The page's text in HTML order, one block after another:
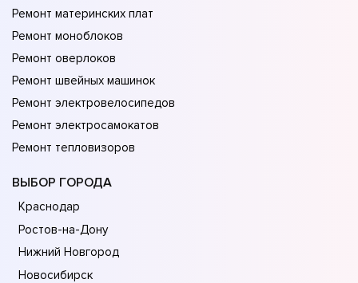
Ремонт материнских плат
Ремонт моноблоков
Ремонт оверлоков
Ремонт швейных машинок
Ремонт электровелосипедов
Ремонт электросамокатов
Ремонт тепловизоров
ВЫБОР ГОРОДА
Краснодар
Ростов-на-Дону
Нижний Новгород
Новосибирск